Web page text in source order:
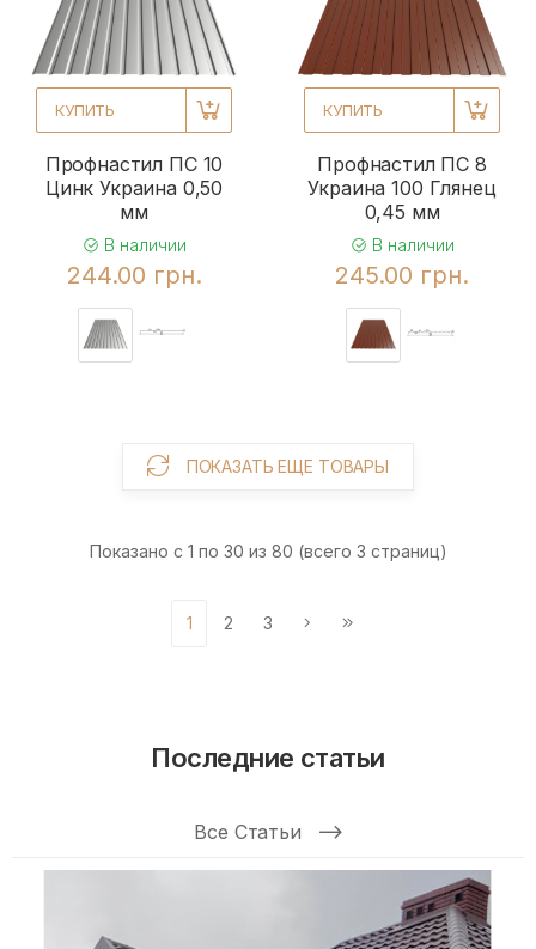
КУПИТЬ
Профнастил ПС 10
Цинк Украина 0,50
мм
В наличии
244.00 грн.
КУПИТЬ
Профнастил ПС 8
Украина 100 Глянец
0,45 мм
В наличии
245.00 грн.
ПОКАЗАТЬ ЕЩЕ ТОВАРЫ
Показано с 1 по 30 из 80 (всего 3 страниц)
1 2 3
Последние статьи
Все Статьи